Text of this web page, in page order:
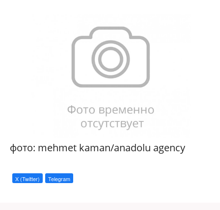
фото: mehmet kaman/anadolu agency
X (Twitter) Telegram